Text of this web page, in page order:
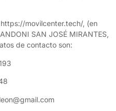
https://movilcenter.tech/, (en
ANDONI SAN JOSÉ MIRANTES,
de contacto son: